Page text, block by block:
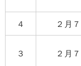
４
２月
３ ２月